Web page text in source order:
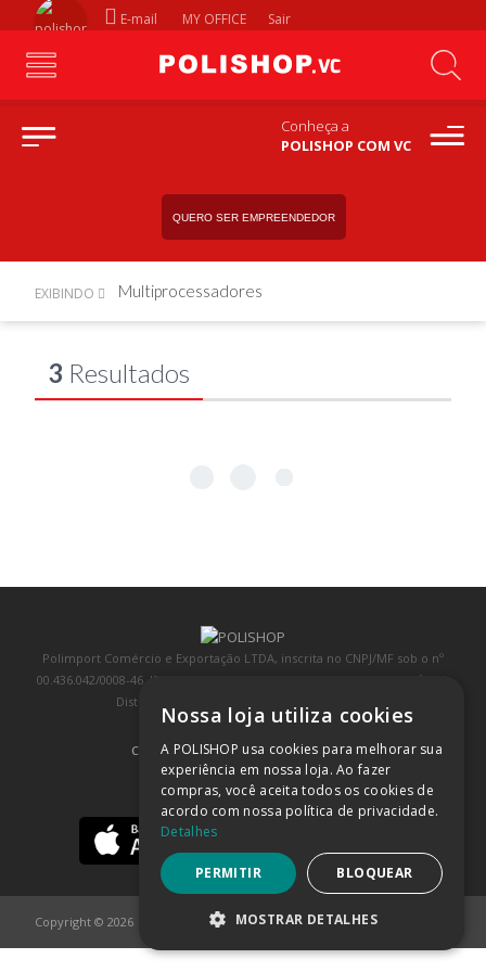
E-mail MY OFFICE Sair
Conheça a
POLISHOP COM VC
QUERO SER EMPREENDEDOR
EXIBINDO Multiprocessadores
3 Resultados
Polimport Comércio e Exportação LTDA, inscrita no CNPJ/MF sob o nº
00.436.042/0008-46, IE 407.458.707.103, com sede na Rua Kanebo, nº 175,
Distrito Industrial, Jundiaí/SP, CEP: 13213-090
COMPRA 100% SEGURA (SAIBA MAIS)
BAIXE NOSSO APP
Copyright © 2026
Nossa loja utiliza cookies
A POLISHOP usa cookies para melhorar sua
experiência em nossa loja. Ao fazer
compras, você aceita todos os cookies de
acordo com nossa política de privacidade.
Detalhes
PERMITIR BLOQUEAR
MOSTRAR DETALHES
ESTRITAMENTE NECESSÁRIOS